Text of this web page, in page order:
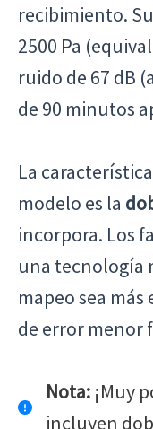
recibimiento.
2500 Pa
ruido de 67 dB
de 90 minutos
La
modelo es la
incorpora. Los
una tecnología
mapeo sea
de error menor
Nota: ¡Muy
incluyen